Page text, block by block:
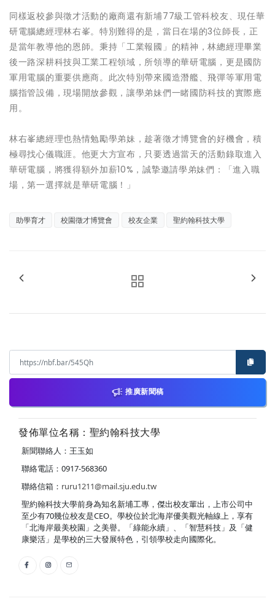
同樣返校參與徵才活動的廠商還有新埔77級工管科校友、現任華
研電腦總經理林右峯。特別難得的是，當日在場的3位師長，正
是當年教導他的恩師。秉持「工業報國」的精神，林總經理畢業
後一路深耕科技與工業工程領域，所領導的華研電腦，更是國防
軍用電腦的重要供應商。此次特別帶來國造潛艦、飛彈等軍用電
腦指管設備，現場開放參觀，讓學弟妹們一睹國防科技的實際應
用。
林右峯總經理也熱情勉勵學弟妹，趁著徵才博覽會的好機會，積
極尋找心儀職涯。他更大方宣布，只要透過當天的活動錄取進入
華研電腦，將獲得額外加薪10%，誠摯邀請學弟妹們：「進入職
場，第一選擇就是華研電腦！」
助學育才 校園徵才博覽會 校友企業 聖約翰科技大學
推廣新聞稿
發佈單位名稱：聖約翰科技大學
新聞聯絡人：王玉如
聯絡電話：0917-568360
聯絡信箱： ruru1211@mail.sju.edu.tw
聖約翰科技大學前身為知名新埔工專，傑出校友輩出，上市公司中
至少有70幾位校友是CEO。學校位於北海岸優美觀光軸線上，享有
「北海岸最美校園」之美譽。「綠能永續」、「智慧科技」及「健
康樂活」是學校的三大發展特色，引領學校走向國際化。